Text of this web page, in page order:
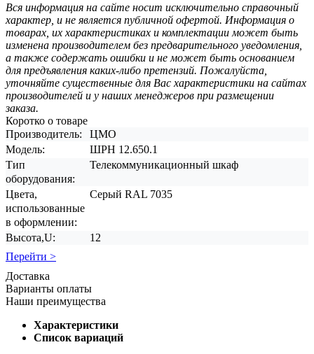
Вся информация на сайте носит исключительно справочный
характер, и не является публичной офертой. Информация о
товарах, их характеристиках и комплектации может быть
изменена производителем без предварительного уведомления,
а также содержать ошибки и не может быть основанием
для предъявления каких-либо претензий. Пожалуйста,
уточняйте существенные для Вас характеристики на сайтах
производителей и у наших менеджеров при размещении
заказа.
Коротко о товаре
Производитель:
ЦМО
Модель:
ШРН 12.650.1
Тип
оборудования:
Телекоммуникационный шкаф
Цвета,
использованные
в оформлении:
Серый RAL 7035
Высота,U:
12
Перейти >
Доставка
Варианты оплаты
Наши преимущества
Характеристики
Список вариаций